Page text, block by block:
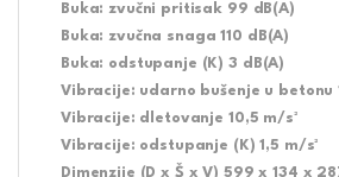
Buka: zvučni pritisak 99 dB(A)
Buka: zvučna snaga 110 dB(A)
Buka: odstupanje (K) 3 dB(A)
Vibracije: udarno bušenje u betonu
Vibracije: dletovanje 10,5 m/s²
Vibracije: odstupanje (K) 1,5 m/s²
Dimenzije (D x Š x V) 599 x 134 x